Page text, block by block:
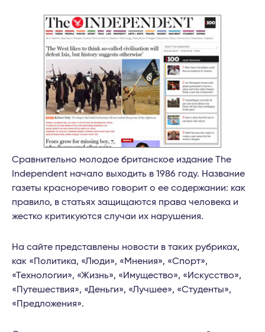
Сравнительно молодое британское издание The
Independent начало выходить в 1986 году. Название
газеты красноречиво говорит о ее содержании: как
правило, в статьях защищаются права человека и
жестко критикуются случаи их нарушения.
На сайте представлены новости в таких рубриках,
как «Политика, «Люди», «Мнения», «Спорт»,
«Технологии», «Жизнь», «Имущество», «Искусство»,
«Путешествия», «Деньги», «Лучшее», «Студенты»,
«Предложения».